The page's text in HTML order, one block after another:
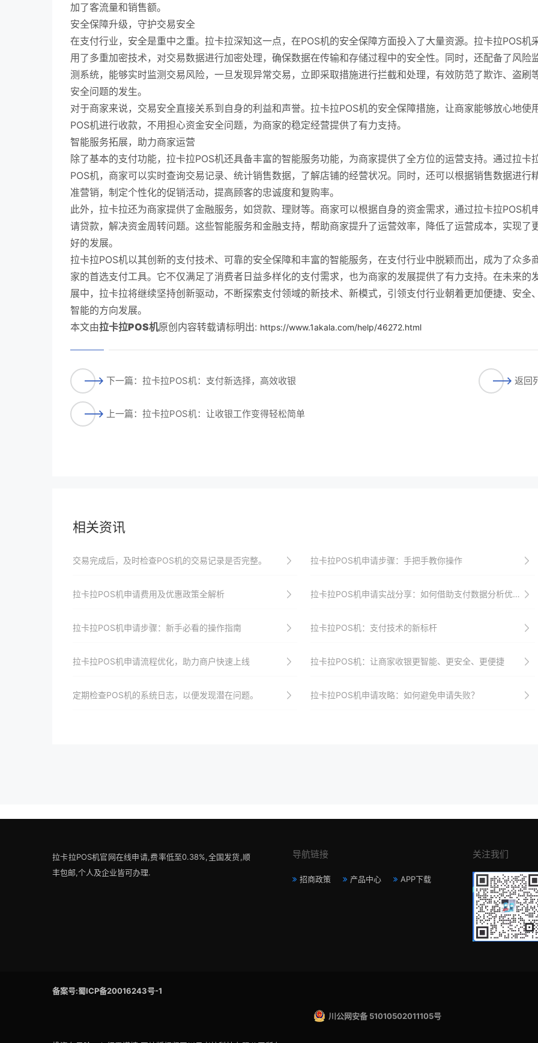
加了客流量和销售额。
安全保障升级，守护交易安全
在支付行业，安全是重中之重。拉卡拉深知这一点，在POS机的安全保障方面投入了大量资源。拉卡拉POS机
用了多重加密技术，对交易数据进行加密处理，确保数据在传输和存储过程中的安全性。同时，还配备了风险
测系统，能够实时监测交易风险，一旦发现异常交易，立即采取措施进行拦截和处理，有效防范了欺诈、盗刷
安全问题的发生。
对于商家来说，交易安全直接关系到自身的利益和声誉。拉卡拉POS机的安全保障措施，让商家能够放心地使
POS机进行收款，不用担心资金安全问题，为商家的稳定经营提供了有力支持。
智能服务拓展，助力商家运营
除了基本的支付功能，拉卡拉POS机还具备丰富的智能服务功能，为商家提供了全方位的运营支持。通过拉卡
POS机，商家可以实时查询交易记录、统计销售数据，了解店铺的经营状况。同时，还可以根据销售数据进行
准营销，制定个性化的促销活动，提高顾客的忠诚度和复购率。
此外，拉卡拉还为商家提供了金融服务，如贷款、理财等。商家可以根据自身的资金需求，通过拉卡拉POS机
请贷款，解决资金周转问题。这些智能服务和金融支持，帮助商家提升了运营效率，降低了运营成本，实现了
好的发展。
拉卡拉POS机以其创新的支付技术、可靠的安全保障和丰富的智能服务，在支付行业中脱颖而出，成为了众多
家的首选支付工具。它不仅满足了消费者日益多样化的支付需求，也为商家的发展提供了有力支持。在未来的
展中，拉卡拉将继续坚持创新驱动，不断探索支付领域的新技术、新模式，引领支付行业朝着更加便捷、安全、
智能的方向发展。
本文由拉卡拉POS机原创内容转载请标明出: https://www.1akala.com/help/46272.html
下一篇：拉卡拉POS机：支付新选择，高效收银
上一篇：拉卡拉POS机：让收银工作变得轻松简单
返回
相关资讯
交易完成后，及时检查POS机的交易记录是否完整。 拉卡拉POS机申请步骤：手把手教你操作
拉卡拉POS机申请费用及优惠政策全解析 拉卡拉POS机申请实战分享：如何借助支付数据分析优化商户经营
拉卡拉POS机申请步骤：新手必看的操作指南 拉卡拉POS机：支付技术的新标杆
拉卡拉POS机申请流程优化，助力商户快速上线 拉卡拉POS机：让商家收银更智能、更安全、更便捷
定期检查POS机的系统日志，以便发现潜在问题。 拉卡拉POS机申请攻略：如何避免申请失败？
拉卡拉POS机官网在线申请,费率低至0.38%,全国发货,顺
丰包邮,个人及企业皆可办理.
导航链接
招商政策 产品中心 APP下载
关注我们
备案号:蜀ICP备20016243号-1
川公网安备 51010502011105号